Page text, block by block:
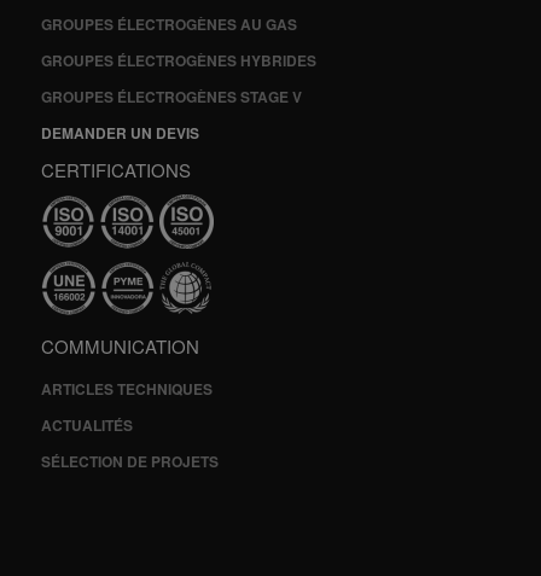
GROUPES ÉLECTROGÈNES AU GAS
GROUPES ÉLECTROGÈNES HYBRIDES
GROUPES ÉLECTROGÈNES STAGE V
DEMANDER UN DEVIS
CERTIFICATIONS
COMMUNICATION
ARTICLES TECHNIQUES
ACTUALITÉS
SÉLECTION DE PROJETS